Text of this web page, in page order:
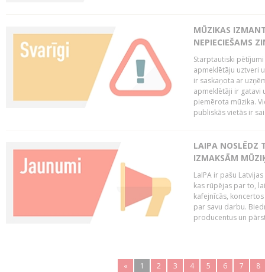
MŪZIKAS
NEPIECIEŠAMS
Starptautiski
apmeklētāju uztveri
ir saskaņota ar
apmeklētāji ir gatavi
piemērota mūzika.
publiskās vietās ir
LAIPA NOSLĒDZ
IZMAKSĀM
LaIPA ir pašu
kas rūpējas par to,
kafejnīcās,
par savu darbu.
producentus un
« 1 2 3 4 5 6 7 8